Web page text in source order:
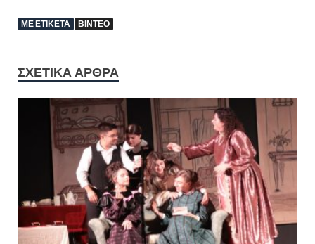
ΜΕ ΕΤΙΚΈΤΑ ΒΊΝΤΕΟ
ΣΧΕΤΙΚΆ ΆΡΘΡΑ